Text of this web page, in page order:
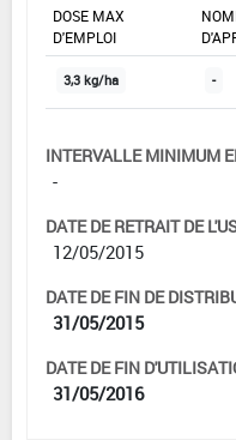
DOSE MAX
D'EMPLOI
3,3 kg/ha -
INTERVALLE MINIMUM
-
DATE DE RETRAIT DE
12/05/2015
DATE DE FIN DE
31/05/2015
DATE DE FIN
31/05/2016